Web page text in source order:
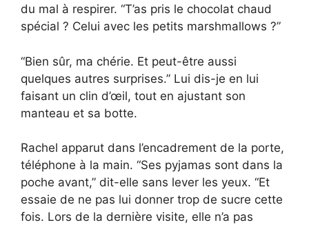
du mal à respirer. “T’as pris le chocolat chaud
spécial ? Celui avec les petits marshmallows ?”
“Bien sûr, ma chérie. Et peut-être aussi
quelques autres surprises.” Lui dis-je en lui
faisant un clin d’œil, tout en ajustant son
manteau et sa botte.
Rachel apparut dans l’encadrement de la porte,
téléphone à la main. “Ses pyjamas sont dans la
poche avant,” dit-elle sans lever les yeux. “Et
essaie de ne pas lui donner trop de sucre cette
fois. Lors de la dernière visite, elle n’a pas